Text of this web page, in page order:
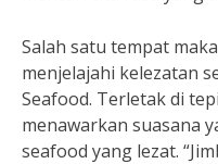
Salah satu tempat
menjelajahi kelezatan
Seafood. Terletak di
menawarkan suasana
seafood yang lezat.